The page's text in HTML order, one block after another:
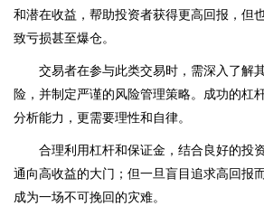
和潜在收益，帮助投资者获得更高回报，但
致亏损甚至爆仓。
交易者在参与此类交易时，需深入了解
险，并制定严谨的风险管理策略。成功的杠
分析能力，更需要理性和自律。
合理利用杠杆和保证金，结合良好的投
通向高收益的大门；但一旦盲目追求高回报
成为一场不可挽回的灾难。